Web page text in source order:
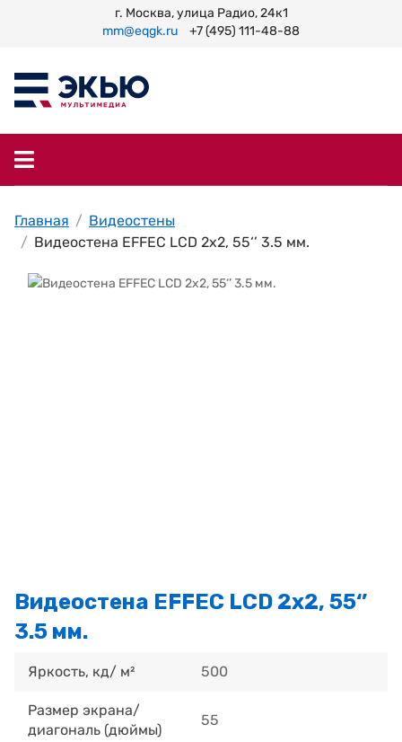
г. Москва, улица Радио, 24к1
mm@eqgk.ru
+7 (495) 111-48-88
Главная
Видеостены
Видеостена EFFEC LCD 2x2, 55‘’ 3.5 мм.
Видеостена EFFEC LCD 2x2, 55‘’
3.5 мм.
Яркость, кд/ м² 500
Размер экрана/
диагональ (дюймы)
55